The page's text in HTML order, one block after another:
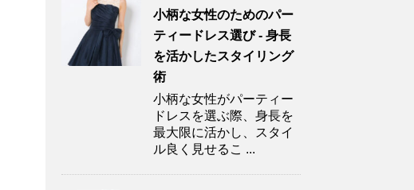
小柄な女性のためのパー
ティードレス選び - 身長
を活かしたスタイリング
術
小柄な女性がパーティー
ドレスを選ぶ際、身長を
最大限に活かし、スタイ
ル良く見せるこ ...